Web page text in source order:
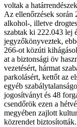
voltak a
Az ellenőrzések során
alkohol-, illetve
szabtak ki 222.043 lej
jegyzőkönyveztek,
266-ot közúti
at a biztonsági öv
vezetésért, hármat
parkolásért, kettőt az
egyéb
jogosítványt és 48
csendőrök ezen a
megyében zajlott
közrendet biztosították.